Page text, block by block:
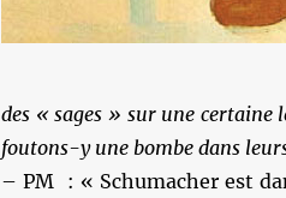
des « sages » sur une certaine
foutons-y une bombe dans
– PM : « Schumacher est